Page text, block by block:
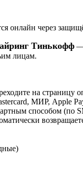
онлайн через
Тинькофф —
лицам.
на
МИР, Apple
способом (по